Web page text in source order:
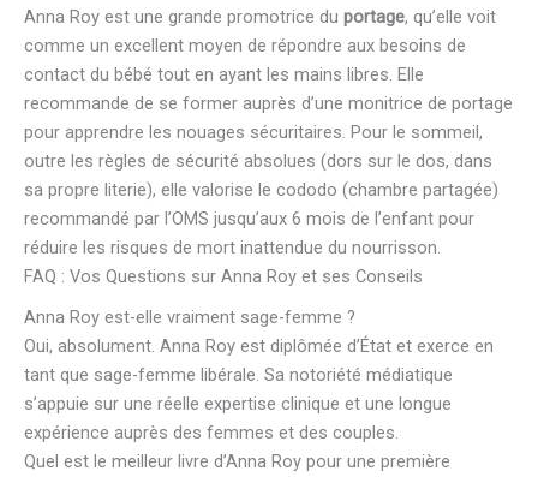
Anna Roy est une grande promotrice du portage, qu’elle voit
comme un excellent moyen de répondre aux besoins de
contact du bébé tout en ayant les mains libres. Elle
recommande de se former auprès d’une monitrice de portage
pour apprendre les nouages sécuritaires. Pour le sommeil,
outre les règles de sécurité absolues (dors sur le dos, dans
sa propre literie), elle valorise le cododo (chambre partagée)
recommandé par l’OMS jusqu’aux 6 mois de l’enfant pour
réduire les risques de mort inattendue du nourrisson.
FAQ : Vos Questions sur Anna Roy et ses Conseils
Anna Roy est-elle vraiment sage-femme ?
Oui, absolument. Anna Roy est diplômée d’État et exerce en
tant que sage-femme libérale. Sa notoriété médiatique
s’appuie sur une réelle expertise clinique et une longue
expérience auprès des femmes et des couples.
Quel est le meilleur livre d’Anna Roy pour une première